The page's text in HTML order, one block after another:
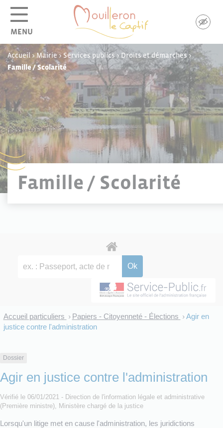
MENU
Accueil >Mairie> Services publics>Droits et démarches>
Famille / Scolarité
Famille / Scolarité
Accueil particuliers > Papiers - Citoyenneté - Élections > Agir en
justice contre l'administration
Dossier
Agir en justice contre l'administration
Vérifié le 06/01/2021 - Direction de l'information légale et administrative
(Première ministre), Ministère chargé de la justice
Lorsqu'un litige met en cause l'administration, les juridictions
Panneau de gestion des cookies